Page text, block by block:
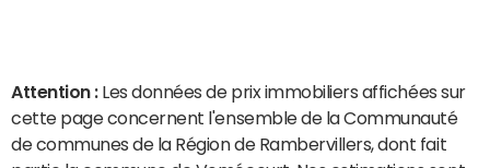
Attention : Les données de prix immobiliers affichées sur
cette page concernent l'ensemble de la Communauté
de communes de la Région de Rambervillers, dont fait